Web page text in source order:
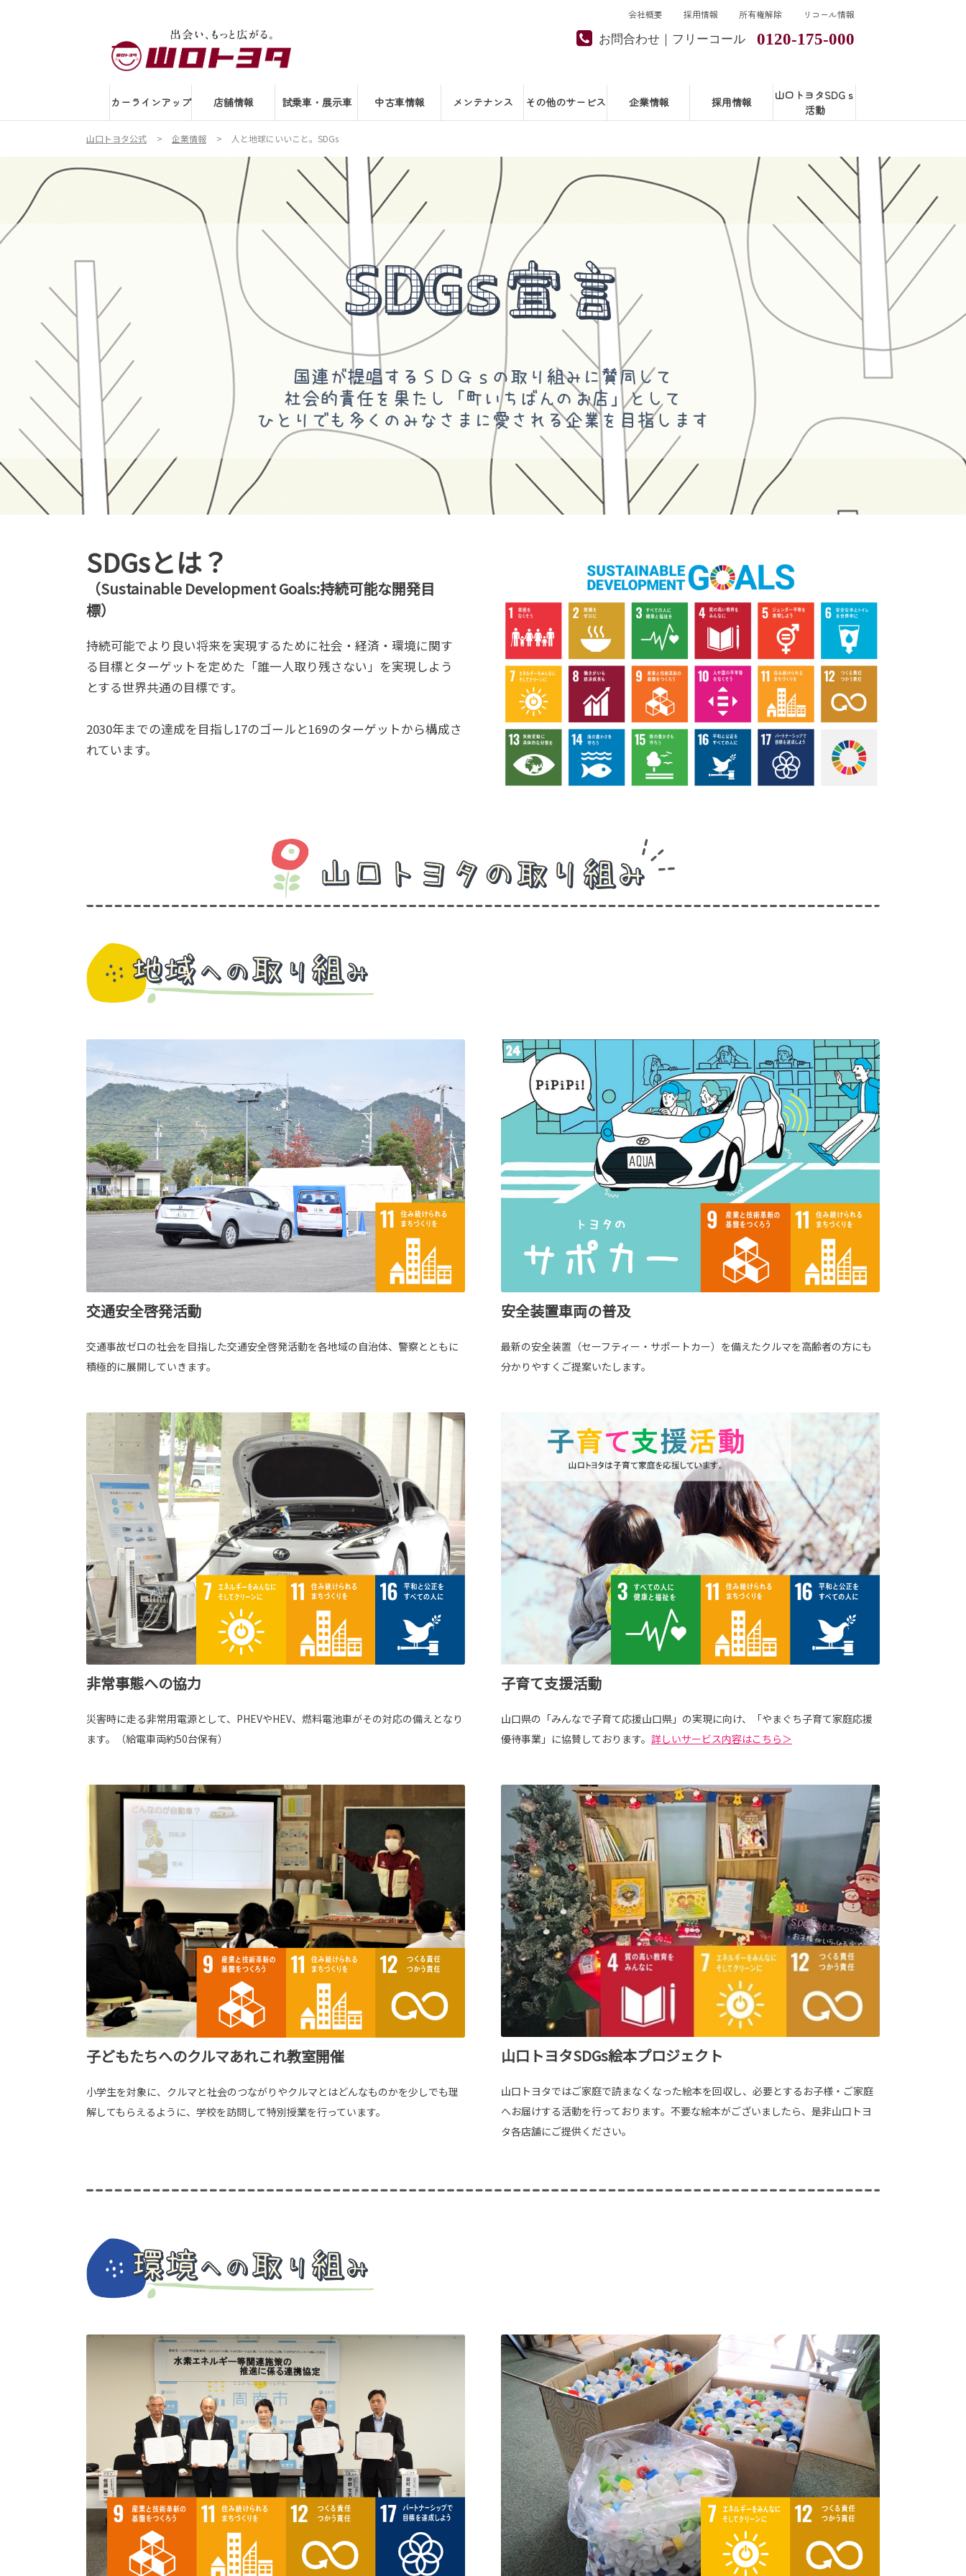
お問合わせ｜フリーコール 0120-175-000
カーラインアップ 店舗情報 試乗車・展示車 中古車情報 メンテナンス その他のサービス 企業情報 採用情報
山口トヨタSDGｓ
活動
会社概要 採用情報 所有権解除 リコール情報
山口トヨタ公式 企業情報 人と地球にいいこと。SDGs
SDGsとは？
（Sustainable Development Goals:持続可能な開発目
標）
持続可能でより良い将来を実現するために社会・経済・環境に関す
る目標とターゲットを定めた「誰一人取り残さない」を実現しよう
とする世界共通の目標です。
2030年までの達成を目指し17のゴールと169のターゲットから構成さ
れています。
交通安全啓発活動
交通事故ゼロの社会を目指した交通安全啓発活動を各地域の自治体、警察とともに
積極的に展開していきます。
安全装置車両の普及
最新の安全装置（セーフティー・サポートカー）を備えたクルマを高齢者の方にも
分かりやすくご提案いたします。
非常事態への協力
災害時に走る非常用電源として、PHEVやHEV、燃料電池車がその対応の備えとなり
ます。（給電車両約50台保有）
子育て支援活動
山口県の「みんなで子育て応援山口県」の実現に向け、「やまぐち子育て家庭応援
優待事業」に協賛しております。 詳しいサービス内容はこちら＞
子どもたちへのクルマあれこれ教室開催
小学生を対象に、クルマと社会のつながりやクルマとはどんなものかを少しでも理
解してもらえるように、学校を訪問して特別授業を行っています。
山口トヨタSDGs絵本プロジェクト
山口トヨタではご家庭で読まなくなった絵本を回収し、必要とするお子様・ご家庭
へお届けする活動を行っております。不要な絵本がございましたら、是非山口トヨ
タ各店舗にご提供ください。